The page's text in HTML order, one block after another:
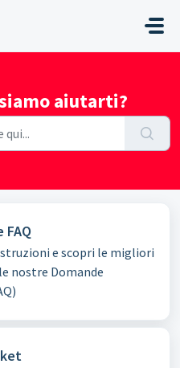
aiutarti?
FAQ
e scopri le migliori
nostre Domande